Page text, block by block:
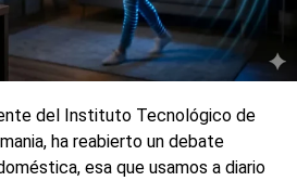
trabajo en oficinas, el teletrabajo
han modificado la forma en la que
diaria.
de plataformas de entrega a
el acceso a este tipo de
ampliando el mercado
del Instituto Tecnológico de
ha reabierto un debate
esa que usamos a diario